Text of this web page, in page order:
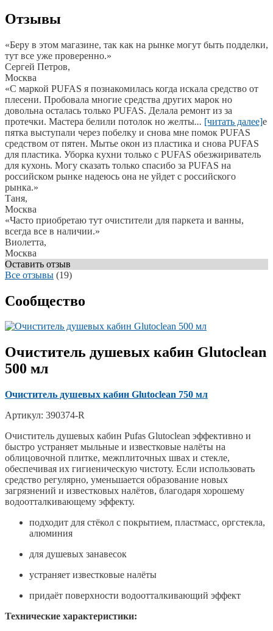
Отзывы
«Беру в этом магазине, так как на рынке могут быть подделки,
тут все уже проверенно.»
Сергей Петров,
Москва
«С маркой PUFAS я познакомилась когда искала средство от
плесени. Пробовала многие средства других марок но
довольна осталась только PUFAS. Делала ремонт из за
протечки. Мастера белили потолок но желты... [читать далее]е
пятка выступали через побелку и снова мне помок PUFAS
средством от пятен. Мытье окон из пластика и снова PUFAS
для пластика. Уборка кухни только с PUFAS обезжириватель
для кухонь. Могу сказать только спасибо за PUFAS на
российском рынке надеюсь она не уйдет с российского
рынка.»
Таня,
Москва
«Часто приобретаю тут очистители для паркета и ванны,
всегда все в наличии.»
Виолетта,
Москва
Оставить отзыв
Все отзывы (19)
Сообщество
Очиститель душевых кабин Glutoclean
500 мл
Очиститель душевых кабин Glutoclean 750 мл
Артикул: 390374-R
Очиститель душевых кабин Pufas Glutoclean эффективно и
быстро устраняет мыльные и известковые налёты на
облицовочной плитке, межплиточных швах и стекле,
обеспечивая их гигиеническую чистоту. Если использовать
средство регулярно, уменьшается образование новых
загрязнений и известковых налётов, благодаря хорошему
водоотталкивающему эффекту.
подходит для стёкол с покрытием, пластмасс, оргстекла,
алюминия
для душевых занавесок
устраняет известковые налёты
придаёт поверхности водоотталкивающий эффект
Технические характеристики: